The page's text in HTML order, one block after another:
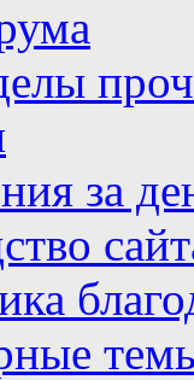
за